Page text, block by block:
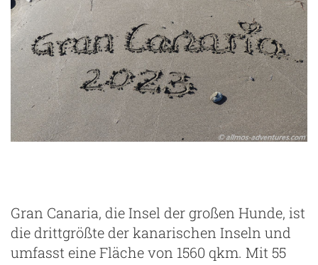
Gran Canaria, die Insel der großen Hunde, ist
die drittgrößte der kanarischen Inseln und
umfasst eine Fläche von 1560 qkm. Mit 55